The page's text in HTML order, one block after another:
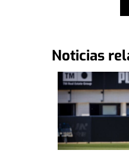
Noticias